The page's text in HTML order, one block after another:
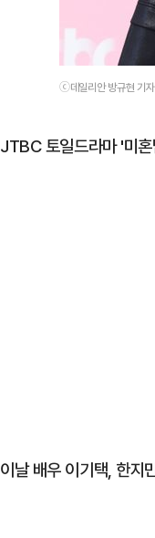
ⓒ데일리안 방규현 기자
JTBC 토일드라마 '미
이날 배우 이기택, 한지